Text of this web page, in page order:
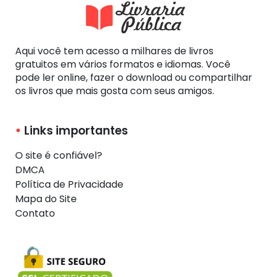
Aqui você tem acesso a milhares de livros
gratuitos em vários formatos e idiomas. Você
pode ler online, fazer o download ou compartilhar
os livros que mais gosta com seus amigos.
Links importantes
O site é confiável?
DMCA
Política de Privacidade
Mapa do Site
Contato